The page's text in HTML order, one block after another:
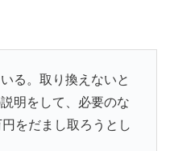
る。取り換えないと
明をして、必要のな
をだまし取ろうとし